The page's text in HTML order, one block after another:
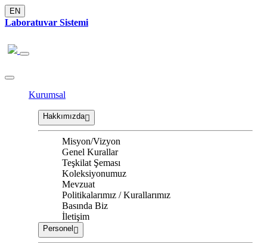
EN
Laboratuvar Sistemi
Kurumsal
Hakkımızda
Misyon/Vizyon
Genel Kurallar
Teşkilat Şeması
Koleksiyonumuz
Mevzuat
Politikalarımız / Kurallarımız
Basında Biz
İletişim
Personel